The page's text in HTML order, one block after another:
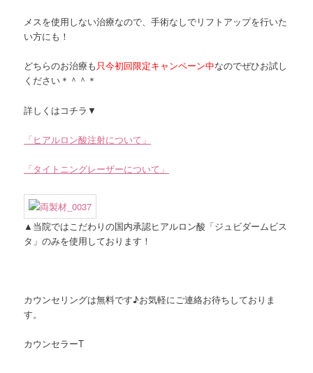
メスを使用しない治療なので、手術なしでリフトアップを行いた
い方にも！
どちらのお治療も只今初回限定キャンペーン中なのでぜひお試し
ください＊＾＾＊
詳しくはコチラ▼
「ヒアルロン酸注射について」
「タイトニングレーザーについて」
▲当院ではこだわりの国内承認ヒアルロン酸「ジュビダームビス
タ」のみを使用しております！
カウンセリングは無料です♪お気軽にご連絡お待ちしておりま
す。
カウンセラーT